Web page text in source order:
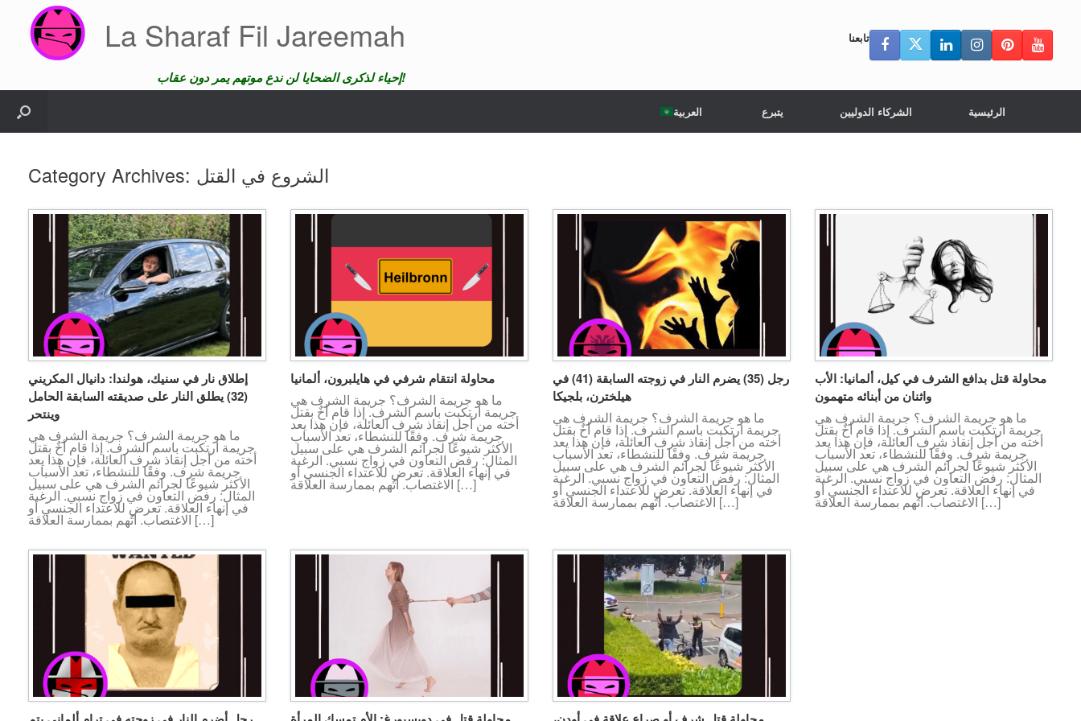
content
La Sharaf Fil Jareemah
إحياء لذكرى الضحايا لن ندع موتهم يمر دون عقاب!
تابعنا
العربية يتبرع الشركاء الدوليين الرئيسية
Category Archives: الشروع في القتل
إطلاق نار في سنيك، هولندا: دانيال المكريني
(32) يطلق النار على صديقته السابقة الحامل
وينتحر
ما هو جريمة الشرف؟ جريمة الشرف هي
جريمة ارتكبت باسم الشرف. إذا قام أخٌ بقتل
أخته من أجل إنقاذ شرف العائلة، فإن هذا يعد
جريمة شرف. وفقًا للنشطاء، تعد الأسباب
الأكثر شيوعًا لجرائم الشرف هي على سبيل
المثال: رفض التعاون في زواج نسبي. الرغبة
في إنهاء العلاقة. تعرض للاعتداء الجنسي أو
الاغتصاب. اتُهم بممارسة العلاقة […]
محاولة انتقام شرفي في هايلبرون، ألمانيا
ما هو جريمة الشرف؟ جريمة الشرف هي
جريمة ارتكبت باسم الشرف. إذا قام أخٌ بقتل
أخته من أجل إنقاذ شرف العائلة، فإن هذا يعد
جريمة شرف. وفقًا للنشطاء، تعد الأسباب
الأكثر شيوعًا لجرائم الشرف هي على سبيل
المثال: رفض التعاون في زواج نسبي. الرغبة
في إنهاء العلاقة. تعرض للاعتداء الجنسي أو
الاغتصاب. اتُهم بممارسة العلاقة […]
رجل (35) يضرم النار في زوجته السابقة (41) في
هيلخترن، بلجيكا
ما هو جريمة الشرف؟ جريمة الشرف هي
جريمة ارتكبت باسم الشرف. إذا قام أخٌ بقتل
أخته من أجل إنقاذ شرف العائلة، فإن هذا يعد
جريمة شرف. وفقًا للنشطاء، تعد الأسباب
الأكثر شيوعًا لجرائم الشرف هي على سبيل
المثال: رفض التعاون في زواج نسبي. الرغبة
في إنهاء العلاقة. تعرض للاعتداء الجنسي أو
الاغتصاب. اتُهم بممارسة العلاقة […]
محاولة قتل بدافع الشرف في كيل، ألمانيا: الأب
واثنان من أبنائه متهمون
ما هو جريمة الشرف؟ جريمة الشرف هي
جريمة ارتكبت باسم الشرف. إذا قام أخٌ بقتل
أخته من أجل إنقاذ شرف العائلة، فإن هذا يعد
جريمة شرف. وفقًا للنشطاء، تعد الأسباب
الأكثر شيوعًا لجرائم الشرف هي على سبيل
المثال: رفض التعاون في زواج نسبي. الرغبة
في إنهاء العلاقة. تعرض للاعتداء الجنسي أو
الاغتصاب. اتُهم بممارسة العلاقة […]